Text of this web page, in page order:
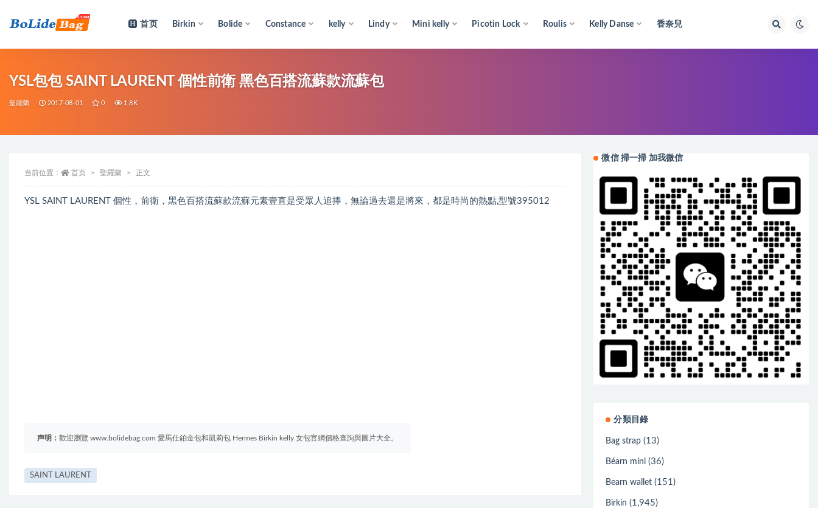
首页 Birkin Bolide Constance kelly Lindy Mini kelly Picotin Lock Roulis Kelly Danse 香奈兒
YSL包包 SAINT LAURENT 個性前衛 黑色百搭流蘇款流蘇包
聖羅蘭 2017-08-01 0 1.8K
当前位置： 首页 聖羅蘭 正文
YSL SAINT LAURENT 個性，前衛，黑色百搭流蘇款流蘇元素壹直是受眾人追捧，無論過去還是將來，都是時尚的熱點,型號395012
声明： 歡迎瀏覽 www.bolidebag.com 愛馬仕鉑金包和凱莉包 Hermes Birkin kelly 女包官網價格查詢與圖片大全。
SAINT LAURENT
微信 掃一掃 加我微信
分類目錄
Bag strap (13)
Béarn mini (36)
Bearn wallet (151)
Birkin (1,945)